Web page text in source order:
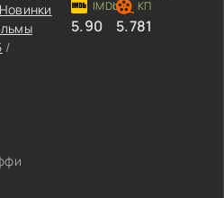
Новинки
/
5.90 5.781